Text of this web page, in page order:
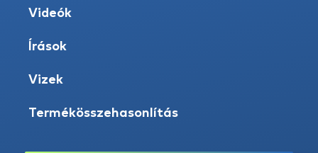
Videók
Írások
Vizek
Termékösszehasonlítás